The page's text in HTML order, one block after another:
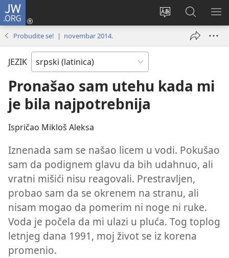
JW.ORG
Promeni
Prijava
(otvara
Pretraga
sajta
JW.ORG
Probudite se! | novembar 2014.
JEZIK
Pronašao sam utehu kada mi
je bila najpotrebnija
Ispričao Mikloš Aleksa
Iznenada sam se našao licem u vodi. Pokušao
sam da podignem glavu da bih udahnuo, ali
vratni mišići nisu reagovali. Prestravljen,
probao sam da se okrenem na stranu, ali
nisam mogao da pomerim ni noge ni ruke.
Voda je počela da mi ulazi u pluća. Tog toplog
letnjeg dana 1991, moj život se iz korena
promenio.